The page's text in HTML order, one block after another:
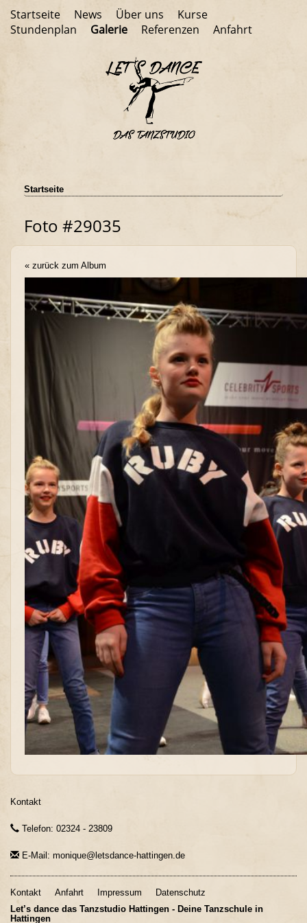
Startseite News Über uns
Kurse
Stundenplan
Galerie Referenzen Anfahrt
Startseite
Foto #29035
« zurück zum Album
Kontakt
Telefon: 02324 - 23809
E-Mail: monique@letsdance-hattingen.de
Kontakt Anfahrt Impressum
Datenschutz
Let’s dance das Tanzstudio Hattingen - Deine Tanzschule in
Hattingen